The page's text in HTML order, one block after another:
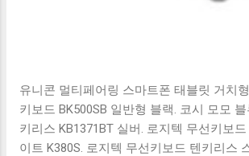
유니콘 멀티페어링 스마트폰 태블릿 거치
키보드 BK500SB 일반형 블랙. 코시 모모
키리스 KB1371BT 실버. 로지텍 무선키보
이트 K380S. 로지텍 무선키보드 텐키리스